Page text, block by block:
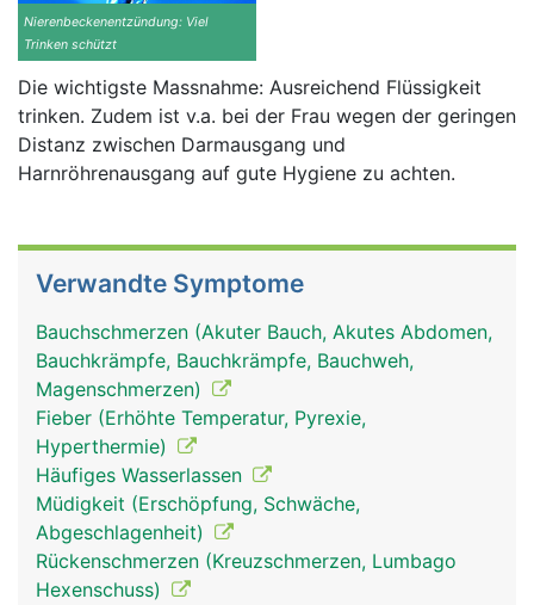
Nierenbeckenentzündung: Viel
Trinken schützt
Die wichtigste Massnahme: Ausreichend Flüssigkeit
trinken. Zudem ist v.a. bei der Frau wegen der geringen
Distanz zwischen Darmausgang und
Harnröhrenausgang auf gute Hygiene zu achten.
Verwandte Symptome
Bauchschmerzen (Akuter Bauch, Akutes Abdomen,
Bauchkrämpfe, Bauchkrämpfe, Bauchweh,
Magenschmerzen)
Fieber (Erhöhte Temperatur, Pyrexie,
Hyperthermie)
Häufiges Wasserlassen
Müdigkeit (Erschöpfung, Schwäche,
Abgeschlagenheit)
Rückenschmerzen (Kreuzschmerzen, Lumbago
Hexenschuss)